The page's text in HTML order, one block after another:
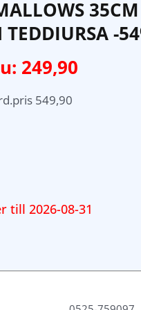
35CM
-
249,90
549,90
till 2026-08-31